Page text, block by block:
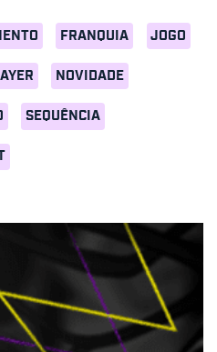
FRANQUIA JOGO
NOVIDADE
SEQUÊNCIA